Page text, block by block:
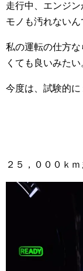
走行中、エンジ
モノも汚れないん
私の運転の仕方
くても良いみたい
今度は、試験的に
２５，０００ｋ